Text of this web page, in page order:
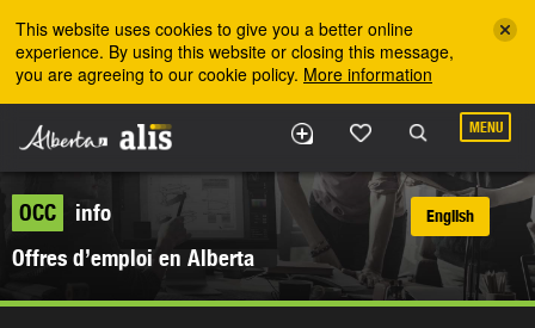
This website uses cookies to give you a better online
experience. By using this website or closing this message,
you are agreeing to our cookie policy. More information
MENU
OCC
info
Offres d’emploi en Alberta
English